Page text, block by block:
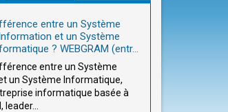
entre un Système
et un Système
? WEBGRAM (entr...
entre un Système
un Système Informatique,
informatique basée à